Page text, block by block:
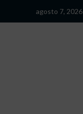
agosto 7, 2026